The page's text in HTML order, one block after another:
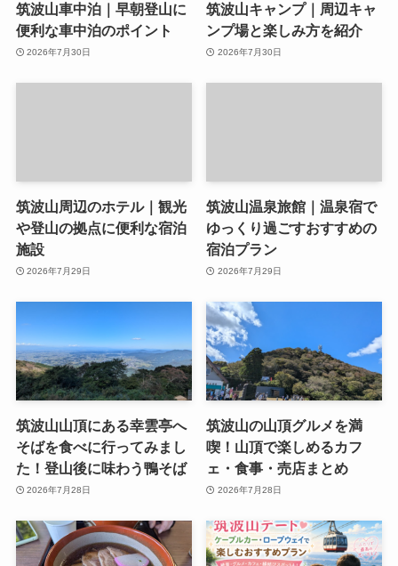
筑波山車中泊｜早朝登山に
便利な車中泊のポイント
2026年7月30日
筑波山キャンプ｜周辺キャ
ンプ場と楽しみ方を紹介
2026年7月30日
筑波山周辺のホテル｜観光
や登山の拠点に便利な宿泊
施設
2026年7月29日
筑波山温泉旅館｜温泉宿で
ゆっくり過ごすおすすめの
宿泊プラン
2026年7月29日
筑波山山頂にある幸雲亭へ
そばを食べに行ってみまし
た！登山後に味わう鴨そば
2026年7月28日
筑波山の山頂グルメを満
喫！山頂で楽しめるカフ
ェ・食事・売店まとめ
2026年7月28日